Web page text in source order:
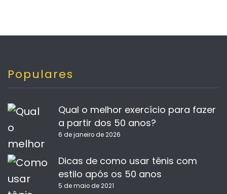
Populares
Qual o melhor exercício para fazer
a partir dos 50 anos?
6 de janeiro de 2026
Dicas de como usar tênis com
estilo após os 50 anos
5 de maio de 2021